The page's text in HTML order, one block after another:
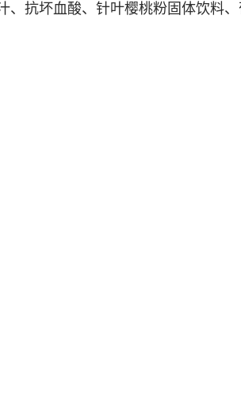
抗坏血酸、针叶樱桃粉固体饮料